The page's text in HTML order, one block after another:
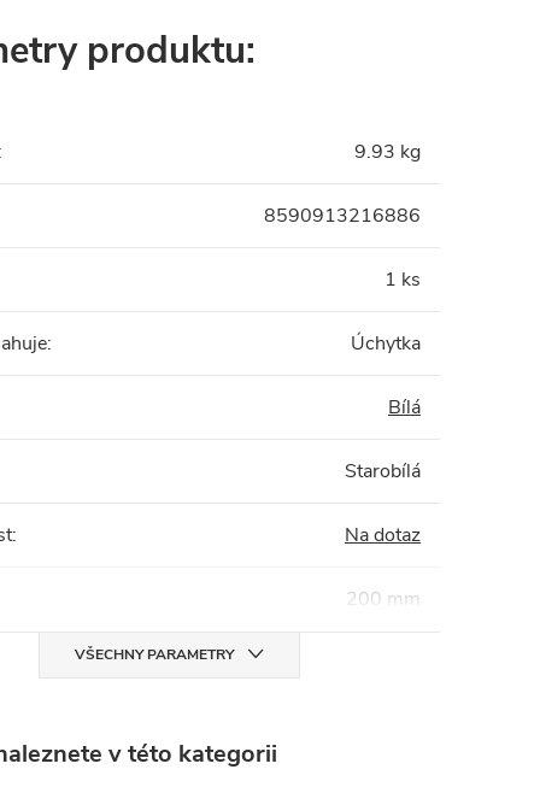
produktu:
9.93 kg
8590913216886
1 ks
: Úchytka
Bílá
Starobílá
: Na dotaz
200 mm
VŠECHNY PARAMETRY
v této kategorii